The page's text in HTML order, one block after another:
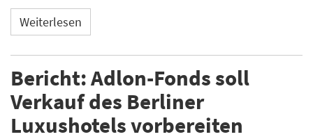
Weiterlesen
Bericht: Adlon-Fonds soll
Verkauf des Berliner
Luxushotels vorbereiten